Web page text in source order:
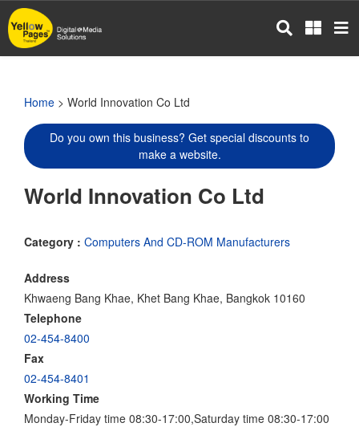
Skip
to
main
Home > World Innovation Co Ltd
Do you own this business? Get special discounts to
make a website.
World Innovation Co Ltd
Category : Computers And CD-ROM Manufacturers
Address
Khwaeng Bang Khae, Khet Bang Khae, Bangkok 10160
Telephone
02-454-8400
Fax
02-454-8401
Working Time
Monday-Friday time 08:30-17:00,Saturday time 08:30-17:00